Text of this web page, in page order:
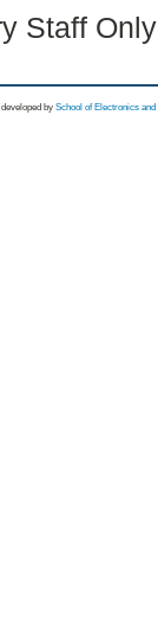
Staff
developed by School of Electronics